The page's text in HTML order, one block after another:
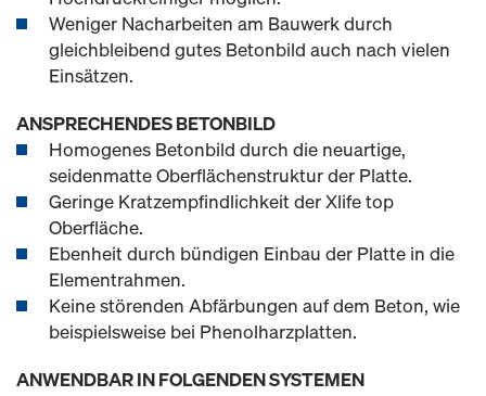
Weniger Nacharbeiten am Bauwerk durch
gleichbleibend gutes Betonbild auch nach vielen
Einsätzen.
ANSPRECHENDES BETONBILD
Homogenes Betonbild durch die neuartige,
seidenmatte Oberflächenstruktur der Platte.
Geringe Kratzempfindlichkeit der Xlife top
Oberfläche.
Ebenheit durch bündigen Einbau der Platte in die
Elementrahmen.
Keine störenden Abfärbungen auf dem Beton, wie
beispielsweise bei Phenolharzplatten.
ANWENDBAR IN FOLGENDEN SYSTEMEN